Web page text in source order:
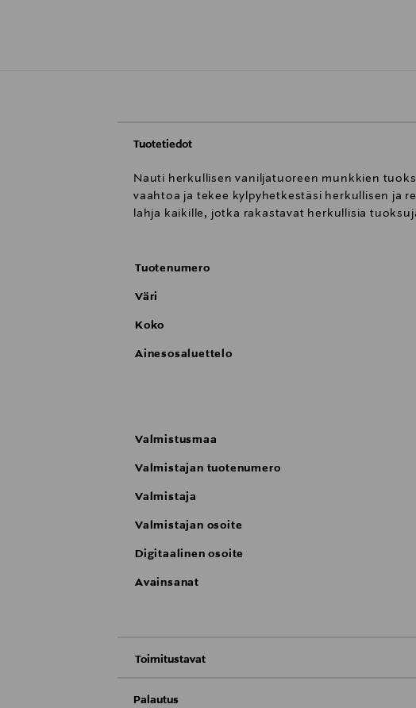
Tuotetiedot
Nauti herkullisen vaniljatuoreen munkkien
vaahtoa ja tekee kylpyhetkestäsi herkullisen ja
lahja kaikille, jotka rakastavat herkullisia
Tuotenumero
Väri
Koko
Ainesosaluettelo
Valmistusmaa
Valmistajan tuotenumero
Valmistaja
Valmistajan osoite
Digitaalinen osoite
Avainsanat
Toimitustavat
Palautus